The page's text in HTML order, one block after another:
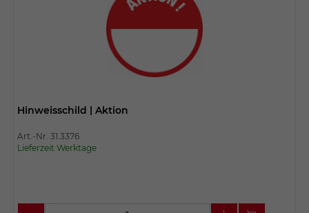
Hinweisschild | Aktion
Art.-Nr. 31.3376
Lieferzeit Werktage